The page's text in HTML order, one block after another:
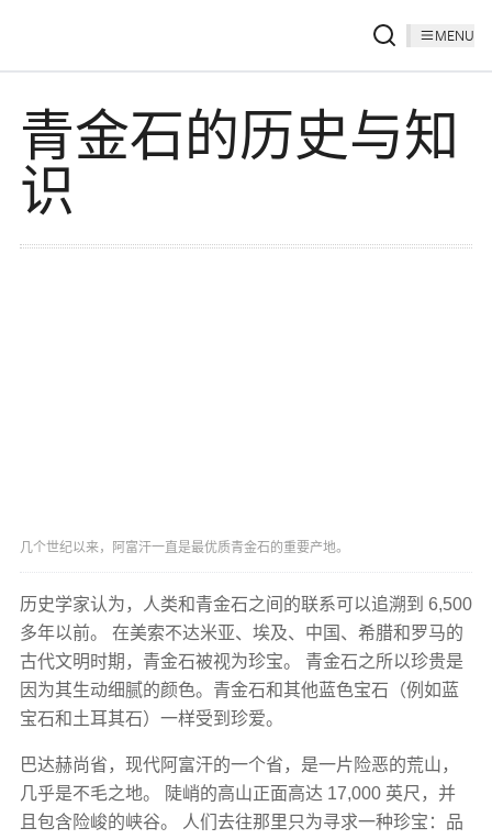
MENU
青金石的历史与知
识
几个世纪以来，阿富汗一直是最优质青金石的重要产地。
历史学家认为，人类和青金石之间的联系可以追溯到 6,500
多年以前。 在美索不达米亚、埃及、中国、希腊和罗马的
古代文明时期，青金石被视为珍宝。 青金石之所以珍贵是
因为其生动细腻的颜色。青金石和其他蓝色宝石（例如蓝
宝石和土耳其石）一样受到珍爱。
巴达赫尚省，现代阿富汗的一个省，是一片险恶的荒山，
几乎是不毛之地。 陡峭的高山正面高达 17,000 英尺，并
且包含险峻的峡谷。 人们去往那里只为寻求一种珍宝：品